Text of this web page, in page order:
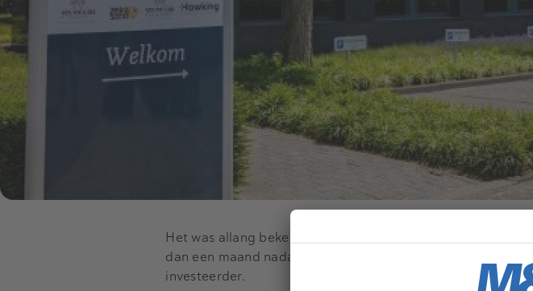
Het was allang bekend dat Holland Capital zich op termijn
dan een maand nadat Bencis een meerderheidsbelang
investeerder.